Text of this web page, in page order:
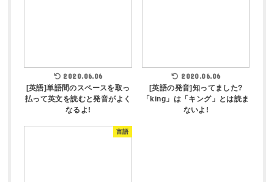
2020.06.06
[英語]単語間のスペースを取っ
払って英文を読むと発音がよく
なるよ!
2020.06.06
[英語の発音]知ってました?
「king」は「キング」とは読ま
ないよ!
言語